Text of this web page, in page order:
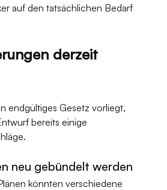
auf den tatsächlichen Bedarf
derzeit
endgültiges Gesetz vorliegt,
bereits einige
neu gebündelt werden
könnten verschiedene